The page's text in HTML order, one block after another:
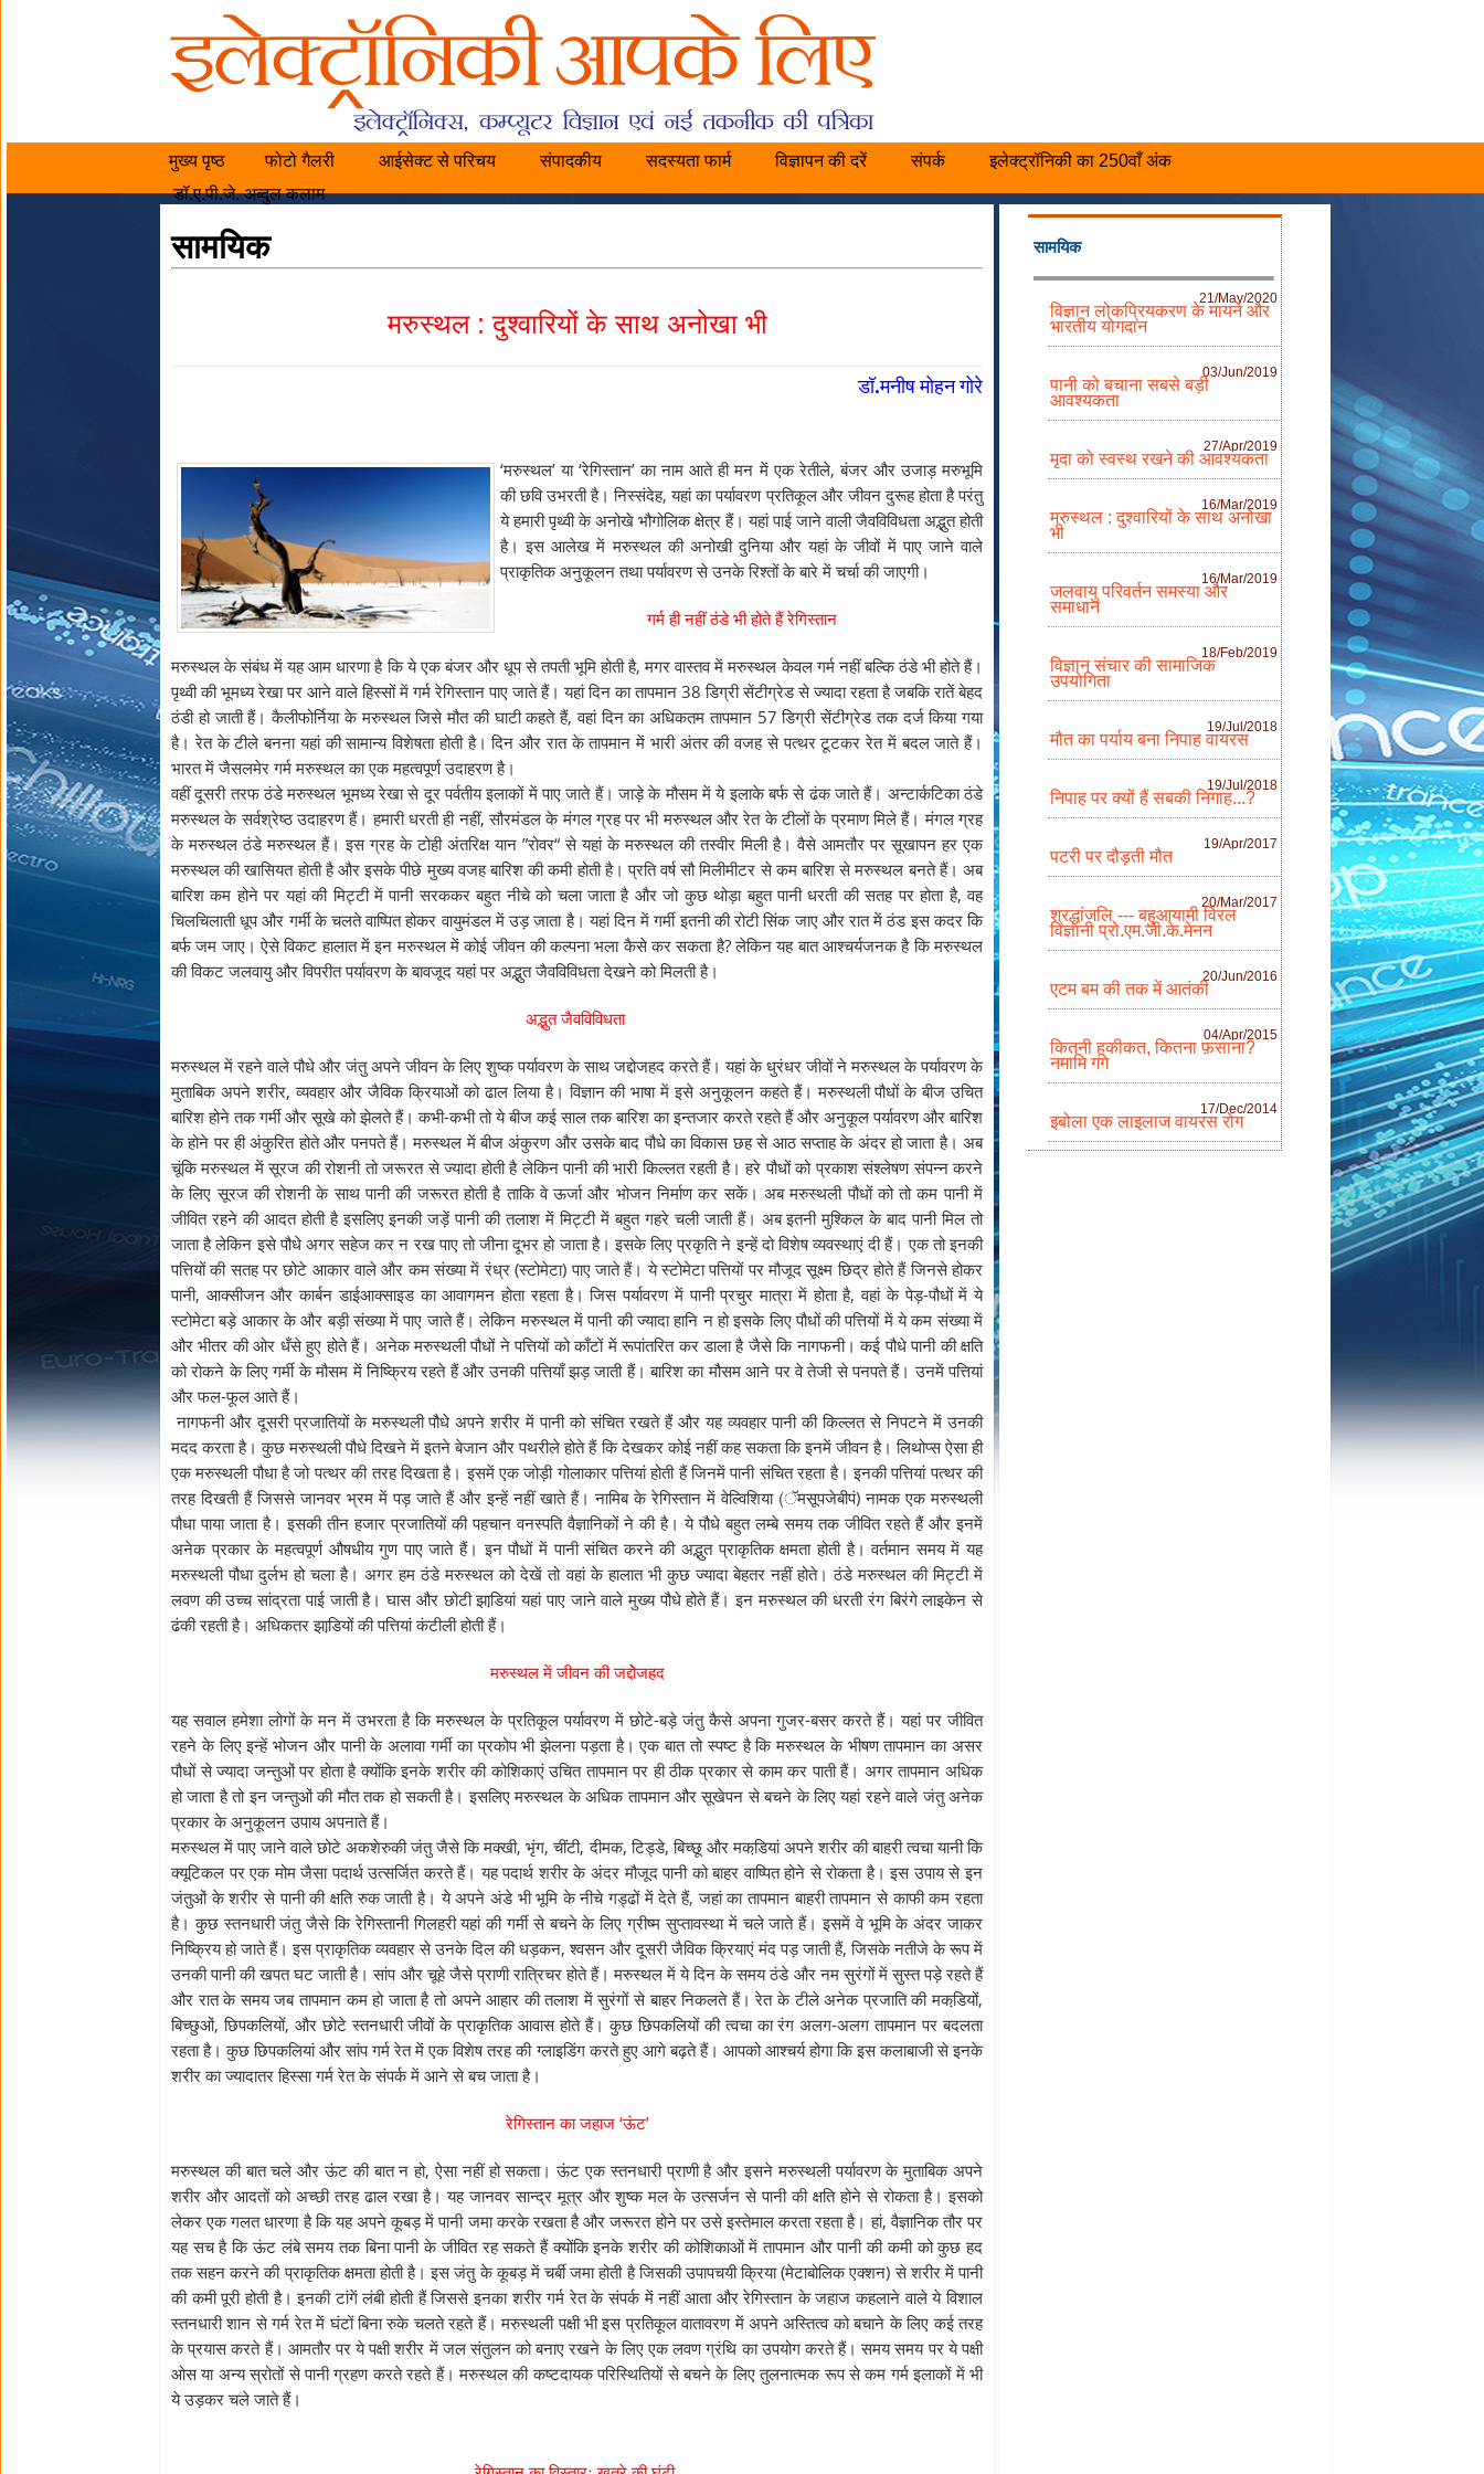
मुख्य पृष्ठ फोटो गैलरी आईसेक्ट से परिचय संपादकीय सदस्यता फार्म विज्ञापन की दरें संपर्क
इलेक्ट्रॉनिकी का 250वाँ अंक
डॉ.ए.पी.जे. अब्दुल कलाम
सामयिक
मरुस्थल : दुश्वारियों के साथ अनोखा भी
डॉ.मनीष मोहन गोरे
‘मरुस्थल’ या ‘रेगिस्तान’ का नाम आते ही मन में एक रेतीले, बंजर और उजाड़ मरुभूमि
की छवि उभरती है। निस्संदेह, यहां का पर्यावरण प्रतिकूल और जीवन दुरूह होता है परंतु
ये हमारी पृथ्वी के अनोखे भौगोलिक क्षेत्र हैं। यहां पाई जाने वाली जैवविविधता अद्भुत होती
है। इस आलेख में मरुस्थल की अनोखी दुनिया और यहां के जीवों में पाए जाने वाले
प्राकृतिक अनुकूलन तथा पर्यावरण से उनके रिश्तों के बारे में चर्चा की जाएगी।
गर्म ही नहीं ठंडे भी होते हैं रेगिस्तान
मरुस्थल के संबंध में यह आम धारणा है कि ये एक बंजर और धूप से तपती भूमि होती है, मगर वास्तव में मरुस्थल केवल गर्म नहीं बल्कि ठंडे भी होते हैं।
पृथ्वी की भूमध्य रेखा पर आने वाले हिस्सों में गर्म रेगिस्तान पाए जाते हैं। यहां दिन का तापमान 38 डिग्री सेंटीग्रेड से ज्यादा रहता है जबकि रातें बेहद
ठंडी हो जाती हैं। कैलीफोर्निया के मरुस्थल जिसे मौत की घाटी कहते हैं, वहां दिन का अधिकतम तापमान 57 डिग्री सेंटीग्रेड तक दर्ज किया गया
है। रेत के टीले बनना यहां की सामान्य विशेषता होती है। दिन और रात के तापमान में भारी अंतर की वजह से पत्थर टूटकर रेत में बदल जाते हैं।
भारत में जैसलमेर गर्म मरुस्थल का एक महत्वपूर्ण उदाहरण है।
वहीं दूसरी तरफ ठंडे मरुस्थल भूमध्य रेखा से दूर पर्वतीय इलाकों में पाए जाते हैं। जाड़े के मौसम में ये इलाके बर्फ से ढंक जाते हैं। अन्टार्कटिका ठंडे
मरुस्थल के सर्वश्रेष्ठ उदाहरण हैं। हमारी धरती ही नहीं, सौरमंडल के मंगल ग्रह पर भी मरुस्थल और रेत के टीलों के प्रमाण मिले हैं। मंगल ग्रह
के मरुस्थल ठंडे मरुस्थल हैं। इस ग्रह के टोही अंतरिक्ष यान ”रोवर“ से यहां के मरुस्थल की तस्वीर मिली है। वैसे आमतौर पर सूखापन हर एक
मरुस्थल की खासियत होती है और इसके पीछे मुख्य वजह बारिश की कमी होती है। प्रति वर्ष सौ मिलीमीटर से कम बारिश से मरुस्थल बनते हैं। अब
बारिश कम होने पर यहां की मिट्टी में पानी सरककर बहुत नीचे को चला जाता है और जो कुछ थोड़ा बहुत पानी धरती की सतह पर होता है, वह
चिलचिलाती धूप और गर्मी के चलते वाष्पित होकर वायुमंडल में उड़ जाता है। यहां दिन में गर्मी इतनी की रोटी सिंक जाए और रात में ठंड इस कदर कि
बर्फ जम जाए। ऐसे विकट हालात में इन मरुस्थल में कोई जीवन की कल्पना भला कैसे कर सकता है? लेकिन यह बात आश्चर्यजनक है कि मरुस्थल
की विकट जलवायु और विपरीत पर्यावरण के बावजूद यहां पर अद्भुत जैवविविधता देखने को मिलती है।
अद्भुत जैवविविधता
मरुस्थल में रहने वाले पौधे और जंतु अपने जीवन के लिए शुष्क पर्यावरण के साथ जद्दोजहद करते हैं। यहां के धुरंधर जीवों ने मरुस्थल के पर्यावरण के
मुताबिक अपने शरीर, व्यवहार और जैविक क्रियाओं को ढाल लिया है। विज्ञान की भाषा में इसे अनुकूलन कहते हैं। मरुस्थली पौधों के बीज उचित
बारिश होने तक गर्मी और सूखे को झेलते हैं। कभी-कभी तो ये बीज कई साल तक बारिश का इन्तजार करते रहते हैं और अनुकूल पर्यावरण और बारिश
के होने पर ही अंकुरित होते और पनपते हैं। मरुस्थल में बीज अंकुरण और उसके बाद पौधे का विकास छह से आठ सप्ताह के अंदर हो जाता है। अब
चूंकि मरुस्थल में सूरज की रोशनी तो जरूरत से ज्यादा होती है लेकिन पानी की भारी किल्लत रहती है। हरे पौधों को प्रकाश संश्लेषण संपन्न करने
के लिए सूरज की रोशनी के साथ पानी की जरूरत होती है ताकि वे ऊर्जा और भोजन निर्माण कर सकें। अब मरुस्थली पौधों को तो कम पानी में
जीवित रहने की आदत होती है इसलिए इनकी जड़ें पानी की तलाश में मिट्टी में बहुत गहरे चली जाती हैं। अब इतनी मुश्किल के बाद पानी मिल तो
जाता है लेकिन इसे पौधे अगर सहेज कर न रख पाए तो जीना दूभर हो जाता है। इसके लिए प्रकृति ने इन्हें दो विशेष व्यवस्थाएं दी हैं। एक तो इनकी
पत्तियों की सतह पर छोटे आकार वाले और कम संख्या में रंध्र (स्टोमेटा) पाए जाते हैं। ये स्टोमेटा पत्तियों पर मौजूद सूक्ष्म छिद्र होते हैं जिनसे होकर
पानी, आक्सीजन और कार्बन डाईआक्साइड का आवागमन होता रहता है। जिस पर्यावरण में पानी प्रचुर मात्रा में होता है, वहां के पेड़-पौधों में ये
स्टोमेटा बड़े आकार के और बड़ी संख्या में पाए जाते हैं। लेकिन मरुस्थल में पानी की ज्यादा हानि न हो इसके लिए पौधों की पत्तियों में ये कम संख्या में
और भीतर की ओर धँसे हुए होते हैं। अनेक मरुस्थली पौधों ने पत्तियों को काँटों में रूपांतरित कर डाला है जैसे कि नागफनी। कई पौधे पानी की क्षति
को रोकने के लिए गर्मी के मौसम में निष्क्रिय रहते हैं और उनकी पत्तियाँ झड़ जाती हैं। बारिश का मौसम आने पर वे तेजी से पनपते हैं। उनमें पत्तियां
और फल-फूल आते हैं।
नागफनी और दूसरी प्रजातियों के मरुस्थली पौधे अपने शरीर में पानी को संचित रखते हैं और यह व्यवहार पानी की किल्लत से निपटने में उनकी
मदद करता है। कुछ मरुस्थली पौधे दिखने में इतने बेजान और पथरीले होते हैं कि देखकर कोई नहीं कह सकता कि इनमें जीवन है। लिथोप्स ऐसा ही
एक मरुस्थली पौधा है जो पत्थर की तरह दिखता है। इसमें एक जोड़ी गोलाकार पत्तियां होती हैं जिनमें पानी संचित रहता है। इनकी पत्तियां पत्थर की
तरह दिखती हैं जिससे जानवर भ्रम में पड़ जाते हैं और इन्हें नहीं खाते हैं। नामिब के रेगिस्तान में वेल्विशिया (ॅमसूपजेबीपं) नामक एक मरुस्थली
पौधा पाया जाता है। इसकी तीन हजार प्रजातियों की पहचान वनस्पति वैज्ञानिकों ने की है। ये पौधे बहुत लम्बे समय तक जीवित रहते हैं और इनमें
अनेक प्रकार के महत्वपूर्ण औषधीय गुण पाए जाते हैं। इन पौधों में पानी संचित करने की अद्भुत प्राकृतिक क्षमता होती है। वर्तमान समय में यह
मरुस्थली पौधा दुर्लभ हो चला है। अगर हम ठंडे मरुस्थल को देखें तो वहां के हालात भी कुछ ज्यादा बेहतर नहीं होते। ठंडे मरुस्थल की मिट्टी में
लवण की उच्च सांद्रता पाई जाती है। घास और छोटी झाडि़यां यहां पाए जाने वाले मुख्य पौधे होते हैं। इन मरुस्थल की धरती रंग बिरंगे लाइकेन से
ढंकी रहती है। अधिकतर झाडि़यों की पत्तियां कंटीली होती हैं।
मरुस्थल में जीवन की जद्दोेजहद
यह सवाल हमेशा लोगों के मन में उभरता है कि मरुस्थल के प्रतिकूल पर्यावरण में छोटे-बड़े जंतु कैसे अपना गुजर-बसर करते हैं। यहां पर जीवित
रहने के लिए इन्हें भोजन और पानी के अलावा गर्मी का प्रकोप भी झेलना पड़ता है। एक बात तो स्पष्ट है कि मरुस्थल के भीषण तापमान का असर
पौधों से ज्यादा जन्तुओं पर होता है क्योंकि इनके शरीर की कोशिकाएं उचित तापमान पर ही ठीक प्रकार से काम कर पाती हैं। अगर तापमान अधिक
हो जाता है तो इन जन्तुओं की मौत तक हो सकती है। इसलिए मरुस्थल के अधिक तापमान और सूखेपन से बचने के लिए यहां रहने वाले जंतु अनेक
प्रकार के अनुकूलन उपाय अपनाते हैं।
मरुस्थल में पाए जाने वाले छोटे अकशेरुकी जंतु जैसे कि मक्खी, भृंग, चींटी, दीमक, टिड्डे, बिच्छू और मकडि़यां अपने शरीर की बाहरी त्वचा यानी कि
क्यूटिकल पर एक मोम जैसा पदार्थ उत्सर्जित करते हैं। यह पदार्थ शरीर के अंदर मौजूद पानी को बाहर वाष्पित होने से रोकता है। इस उपाय से इन
जंतुओं के शरीर से पानी की क्षति रुक जाती है। ये अपने अंडे भी भूमि के नीचे गड्ढों में देते हैं, जहां का तापमान बाहरी तापमान से काफी कम रहता
है। कुछ स्तनधारी जंतु जैसे कि रेगिस्तानी गिलहरी यहां की गर्मी से बचने के लिए ग्रीष्म सुप्तावस्था में चले जाते हैं। इसमें वे भूमि के अंदर जाकर
निष्क्रिय हो जाते हैं। इस प्राकृतिक व्यवहार से उनके दिल की धड़कन, श्वसन और दूसरी जैविक क्रियाएं मंद पड़ जाती हैं, जिसके नतीजे के रूप में
उनकी पानी की खपत घट जाती है। सांप और चूहे जैसे प्राणी रात्रिचर होते हैं। मरुस्थल में ये दिन के समय ठंडे और नम सुरंगों में सुस्त पड़े रहते हैं
और रात के समय जब तापमान कम हो जाता है तो अपने आहार की तलाश में सुरंगों से बाहर निकलते हैं। रेत के टीले अनेक प्रजाति की मकडि़यों,
बिच्छुओं, छिपकलियों, और छोटे स्तनधारी जीवों के प्राकृतिक आवास होते हैं। कुछ छिपकलियों की त्वचा का रंग अलग-अलग तापमान पर बदलता
रहता है। कुछ छिपकलियां और सांप गर्म रेत में एक विशेष तरह की ग्लाइडिंग करते हुए आगे बढ़ते हैं। आपको आश्चर्य होगा कि इस कलाबाजी से इनके
शरीर का ज्यादातर हिस्सा गर्म रेत के संपर्क में आने से बच जाता है।
रेगिस्तान का जहाज ‘ऊंट’
मरुस्थल की बात चले और ऊंट की बात न हो, ऐसा नहीं हो सकता। ऊंट एक स्तनधारी प्राणी है और इसने मरुस्थली पर्यावरण के मुताबिक अपने
शरीर और आदतों को अच्छी तरह ढाल रखा है। यह जानवर सान्द्र मूत्र और शुष्क मल के उत्सर्जन से पानी की क्षति होने से रोकता है। इसको
लेकर एक गलत धारणा है कि यह अपने कूबड़ में पानी जमा करके रखता है और जरूरत होने पर उसे इस्तेमाल करता रहता है। हां, वैज्ञानिक तौर पर
यह सच है कि ऊंट लंबे समय तक बिना पानी के जीवित रह सकते हैं क्योंकि इनके शरीर की कोशिकाओं में तापमान और पानी की कमी को कुछ हद
तक सहन करने की प्राकृतिक क्षमता होती है। इस जंतु के कूबड़ में चर्बी जमा होती है जिसकी उपापचयी क्रिया (मेटाबोलिक एक्शन) से शरीर में पानी
की कमी पूरी होती है। इनकी टांगें लंबी होती हैं जिससे इनका शरीर गर्म रेत के संपर्क में नहीं आता और रेगिस्तान के जहाज कहलाने वाले ये विशाल
स्तनधारी शान से गर्म रेत में घंटों बिना रुके चलते रहते हैं। मरुस्थली पक्षी भी इस प्रतिकूल वातावरण में अपने अस्तित्व को बचाने के लिए कई तरह
के प्रयास करते हैं। आमतौर पर ये पक्षी शरीर में जल संतुलन को बनाए रखने के लिए एक लवण ग्रंथि का उपयोग करते हैं। समय समय पर ये पक्षी
ओस या अन्य स्रोतों से पानी ग्रहण करते रहते हैं। मरुस्थल की कष्टदायक परिस्थितियों से बचने के लिए तुलनात्मक रूप से कम गर्म इलाकों में भी
ये उड़कर चले जाते हैं।
सामयिक
21/May/2020
विज्ञान लोकप्रियकरण के मायने और
भारतीय योगदान
03/Jun/2019
पानी को बचाना सबसे बड़ी
आवश्यकता
27/Apr/2019
मृदा को स्वस्थ रखने की आवश्यकता
16/Mar/2019
मरुस्थल : दुश्वारियों के साथ अनोखा
भी
16/Mar/2019
जलवायु परिवर्तन समस्या और
समाधान
18/Feb/2019
विज्ञान संचार की सामाजिक
उपयोगिता
19/Jul/2018
मौत का पर्याय बना निपाह वायरस
19/Jul/2018
निपाह पर क्यों हैं सबकी निगाह...?
19/Apr/2017
पटरी पर दौड़ती मौत
20/Mar/2017
श्रद्धांजलि --- बहुआयामी विरल
विज्ञानी प्रो.एम.जी.के.मेनन
20/Jun/2016
एटम बम की तक में आतंकी
04/Apr/2015
कितनी हकीकत, कितना फ़साना?
नमामि गंगे
17/Dec/2014
इबोला एक लाइलाज वायरस रोग